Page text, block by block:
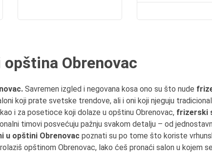
Obrenovac
Savremen izgled i negovana kosa ono su što nude
koji prate svetske trendove, ali i oni koji njeguju
i za posetioce koji dolaze u opštinu Obrenovac, frizerski
timovi posvećuju pažnju svakom detalju – od
u opštini Obrenovac poznati su po tome što koriste
opštinom Obrenovac, lako ćeš pronaći salon u kojem